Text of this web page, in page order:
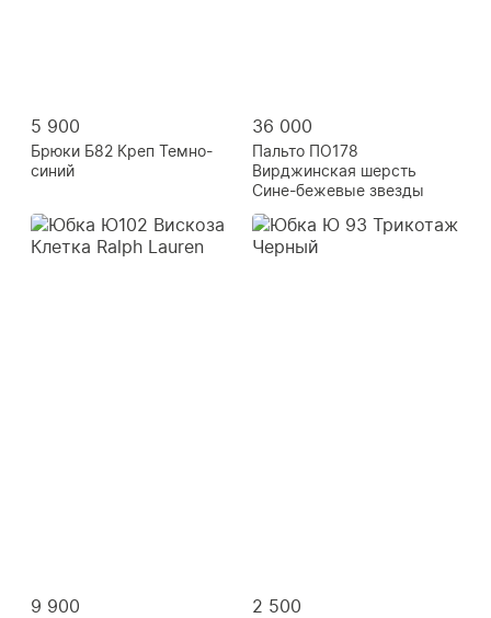
5 900
Брюки Б82 Креп Темно-
синий
36 000
Пальто ПО178
Вирджинская шерсть
Сине-бежевые звезды
9 900 2 500